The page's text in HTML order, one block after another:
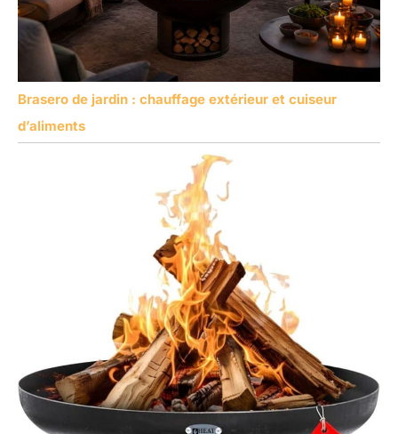
Brasero de jardin : chauffage extérieur et cuiseur
d’aliments